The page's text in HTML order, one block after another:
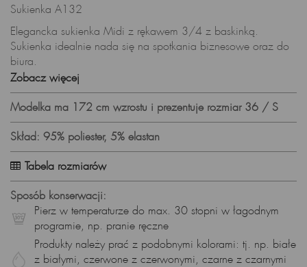
Sukienka A132
Elegancka sukienka Midi z rękawem 3/4 z baskinką.
Sukienka idealnie nada się na spotkania biznesowe oraz do
biura.
Sukienka idealnie podkreśla sylwetkę.
Pierz w 30 stopniach w delikatnym detergencie, nie wybielaj,
nie susz w suszarce.
Prasuj w niskiej temperaturze.
Produkt wyprodukowany w Polsce.
Skład surowcowy:
Tkanina: 95% poliester, 5% elastan
Wzrost modelki: 172cm, modelka na zdjęciu prezentuje
rozmiar S.
Zobacz więcej
Modelka ma 172 cm wzrostu i prezentuje rozmiar 36 / S
Skład: 95% poliester, 5% elastan
Tabela rozmiarów
Sposób konserwacji:
Pierz w temperaturze do max. 30 stopni w łagodnym
programie, np. pranie ręczne
Produkty należy prać z podobnymi kolorami: tj. np. białe
z białymi, czerwone z czerwonymi, czarne z czarnymi